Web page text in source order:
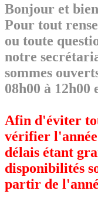
Bonjour et
Pour tout
ou toute
notre
sommes
08h00 à 12h00
Afin d'éviter
vérifier l'année
délais étant
disponibilités
partir de